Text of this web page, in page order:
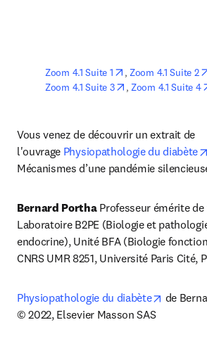
Zoom 4.1 Suite 1 opens in new tab/
, Zoom 4.1 Suite 2
Zoom 4.1 Suite 3
opens in new tab/
, Zoom 4.1 Suite 4
Vous venez de découvrir un extrait de
l'ouvrage Physiopathologie du diabète
Mécanismes d’une pandémie
Bernard Portha Professeur émérite
Laboratoire B2PE (Biologie et
endocrine), Unité BFA (Biologie
CNRS UMR 8251, Université Paris Cité,
Physiopathologie du diabète opens in
de
© 2022, Elsevier Masson SAS